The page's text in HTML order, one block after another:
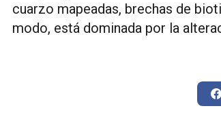
cuarzo mapeadas, brechas de
modo, está dominada por la